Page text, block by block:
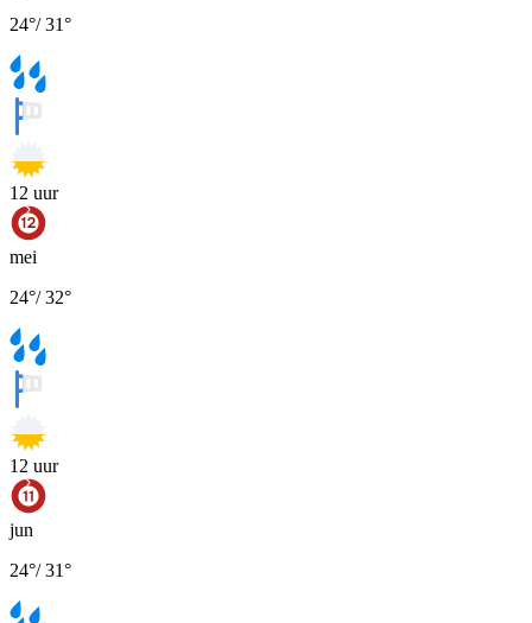
24°/31°
12 uur
mei
24°/32°
12 uur
jun
24°/31°